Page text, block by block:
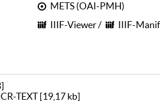
METS (OAI-PMH)
IIIF-Viewer/ IIIF-
]
TEXT[19,17 kb]